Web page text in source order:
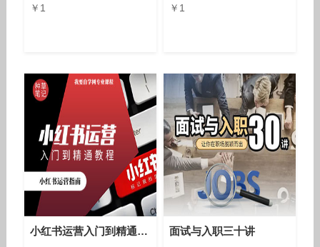
￥1 ￥1
小红书运营入门到精通教程 面试与入职三十讲